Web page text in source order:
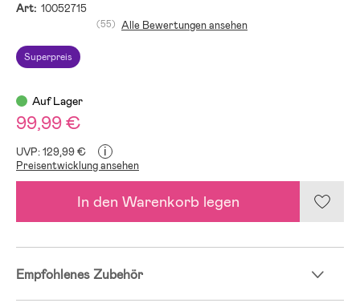
Art: 10052715
Superpreis
(55) Alle Bewertungen ansehen
Auf Lager
99,99 €
UVP: 129,99 € i
Preisentwicklung ansehen
In den Warenkorb legen
Empfohlenes Zubehör